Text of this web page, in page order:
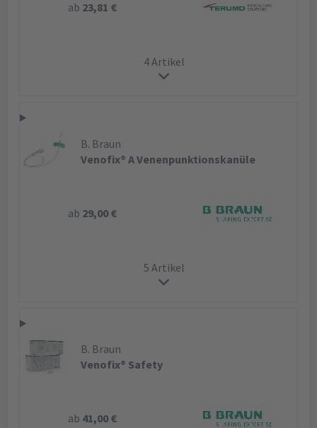
ab 23,81 €
4 Artikel
B. Braun
Venofix® A Venenpunktionskanüle
ab 29,00 €
5 Artikel
B. Braun
Venofix® Safety
ab 41,00 €